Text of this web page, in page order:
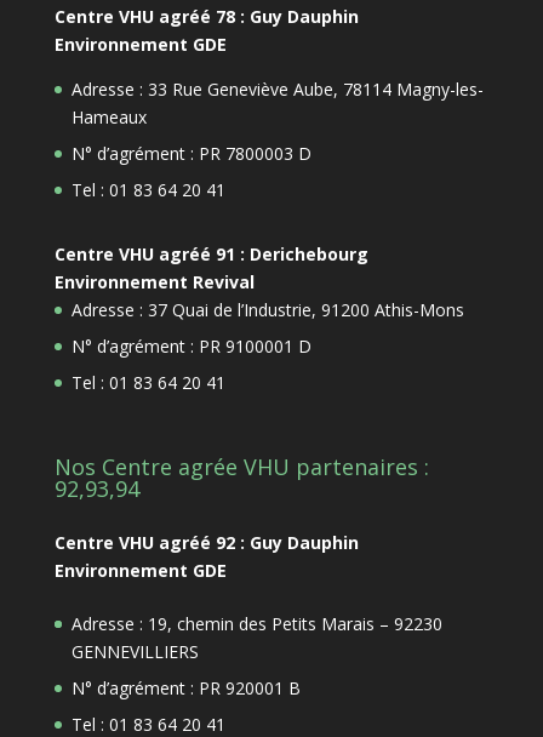
Centre VHU agréé 78 : Guy Dauphin
Environnement GDE
Adresse : 33 Rue Geneviève Aube, 78114 Magny-les-
Hameaux
N° d’agrément : PR 7800003 D
Tel : 01 83 64 20 41
Centre VHU agréé 91 : Derichebourg
Environnement Revival
Adresse : 37 Quai de l’Industrie, 91200 Athis-Mons
N° d’agrément : PR 9100001 D
Tel : 01 83 64 20 41
Nos Centre agrée VHU partenaires :
92,93,94
Centre VHU agréé 92 : Guy Dauphin
Environnement GDE
Adresse : 19, chemin des Petits Marais – 92230
GENNEVILLIERS
N° d’agrément : PR 920001 B
Tel : 01 83 64 20 41